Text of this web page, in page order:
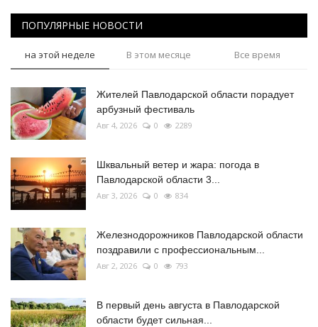
ПОПУЛЯРНЫЕ НОВОСТИ
на этой неделе В этом месяце Все время
Жителей Павлодарской области порадует
арбузный фестиваль
Авг 4, 2026 0 2289
Шквальный ветер и жара: погода в
Павлодарской области 3...
Авг 3, 2026 0 834
Железнодорожников Павлодарской области
поздравили с профессиональным...
Авг 2, 2026 0 793
В первый день августа в Павлодарской
области будет сильная...